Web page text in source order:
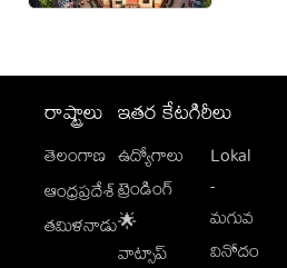
రాష్ట్రాలు
తెలంగాణ
ఆంధ్రప్రదేశ్
తమిళనాడు
ఇతర కేటగిరీలు
ఉద్యోగాలు
ట్రెండింగ్
🌟
వాట్సాప్
Lokal
-
మగువ
వినోదం